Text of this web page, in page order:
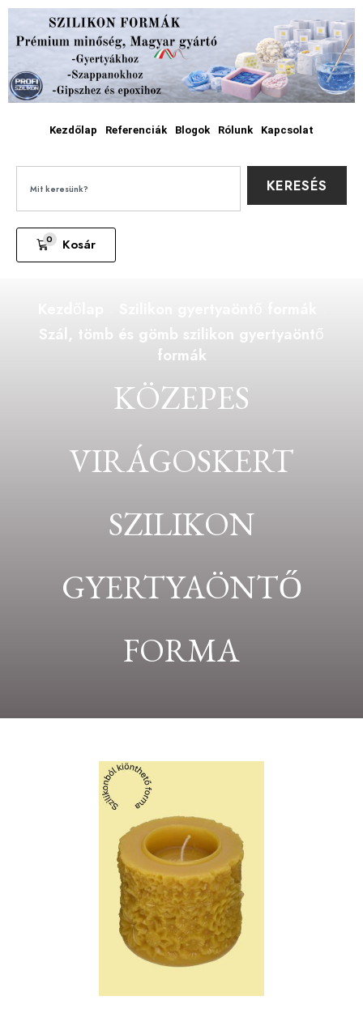
Kezdőlap Referenciák Blogok Rólunk Kapcsolat
KERESÉS
0 Kosár
Szál, tömb és gömb szilikon gyertyaöntő
formák
KÖZEPES
VIRÁGOSKERT
SZILIKON
GYERTYAÖNTŐ
FORMA